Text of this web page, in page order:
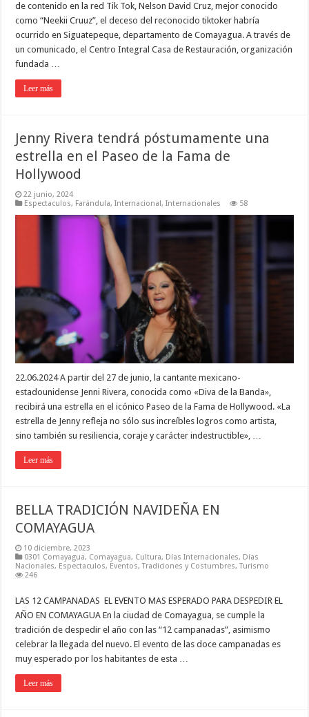
de contenido en la red Tik Tok, Nelson David Cruz, mejor conocido
como “Neekii Cruuz”, el deceso del reconocido tiktoker habría
ocurrido en Siguatepeque, departamento de Comayagua. A través de
un comunicado, el Centro Integral Casa de Restauración, organización
fundada …
Leer más
Jenny Rivera tendrá póstumamente una
estrella en el Paseo de la Fama de
Hollywood
22 junio, 2024
Espectaculos, Farándula,Internacional,Internacionales 58
22.06.2024 A partir del 27 de junio, la cantante mexicano-
estadounidense Jenni Rivera, conocida como «Diva de la Banda»,
recibirá una estrella en el icónico Paseo de la Fama de Hollywood. «La
estrella de Jenny refleja no sólo sus increíbles logros como artista,
sino también su resiliencia, coraje y carácter indestructible», …
Leer más
BELLA TRADICIÓN NAVIDEÑA EN
COMAYAGUA
10 diciembre, 2023
0301 Comayagua, Comayagua, Cultura, Días Internacionales, Días
Nacionales, Espectaculos, Eventos,Tradiciones y Costumbres,Turismo
246
LAS 12 CAMPANADAS EL EVENTO MAS ESPERADO PARA DESPEDIR EL
AÑO EN COMAYAGUA En la ciudad de Comayagua, se cumple la
tradición de despedir el año con las “12 campanadas”, asimismo
celebrar la llegada del nuevo. El evento de las doce campanadas es
muy esperado por los habitantes de esta …
Leer más